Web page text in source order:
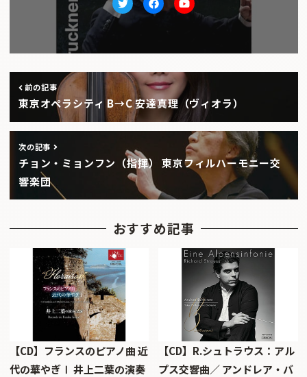
TwitterfacebookYoutube
前の記事
東京オペラシティ B→C 安達真理（ヴィオラ）
次の記事
チョン・ミョンフン（指揮） 東京フィルハーモニー交
響楽団
おすすめ記事
【CD】フランスのピアノ曲 近
代の華やぎⅠ 井上二葉の演奏
【CD】R.シュトラウス：アル
プス交響曲／ アンドレア・バ